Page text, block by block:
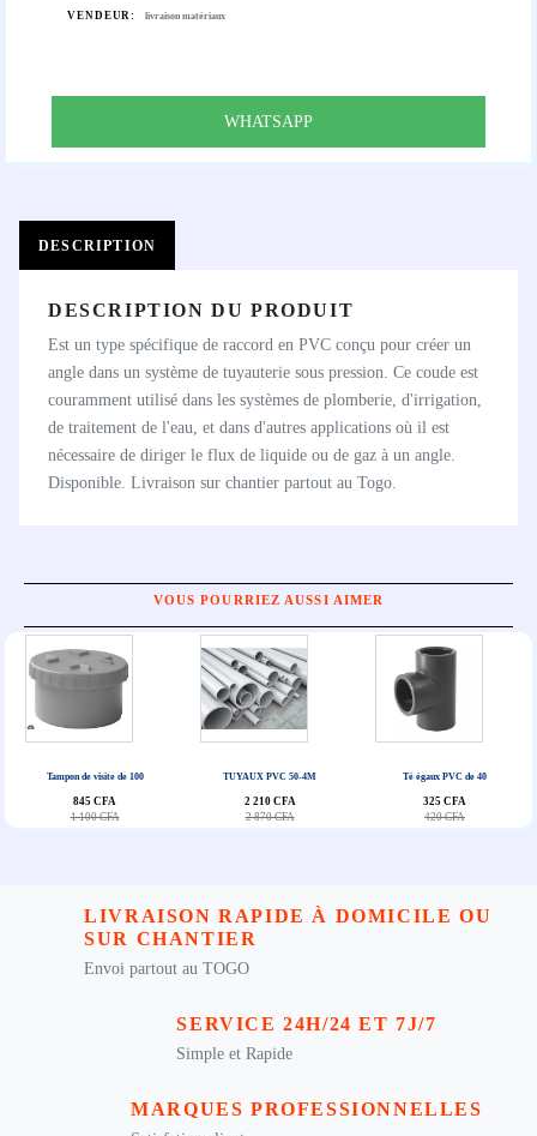
VENDEUR: livraison matériaux
WHATSAPP
DESCRIPTION
DESCRIPTION DU PRODUIT
Est un type spécifique de raccord en PVC conçu pour créer un
angle dans un système de tuyauterie sous pression. Ce coude est
couramment utilisé dans les systèmes de plomberie, d'irrigation,
de traitement de l'eau, et dans d'autres applications où il est
nécessaire de diriger le flux de liquide ou de gaz à un angle.
Disponible. Livraison sur chantier partout au Togo.
VOUS POURRIEZ AUSSI AIMER
Tampon de visite de 100
845 CFA
1 100 CFA
TUYAUX PVC 50-4M
2 210 CFA
2 870 CFA
Té égaux PVC de 40
325 CFA
420 CFA
LIVRAISON RAPIDE À DOMICILE OU
SUR CHANTIER
Envoi partout au TOGO
SERVICE 24H/24 ET 7J/7
Simple et Rapide
MARQUES PROFESSIONNELLES